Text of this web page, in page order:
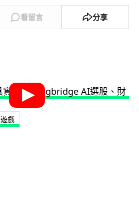
看留言 分享
遊戲